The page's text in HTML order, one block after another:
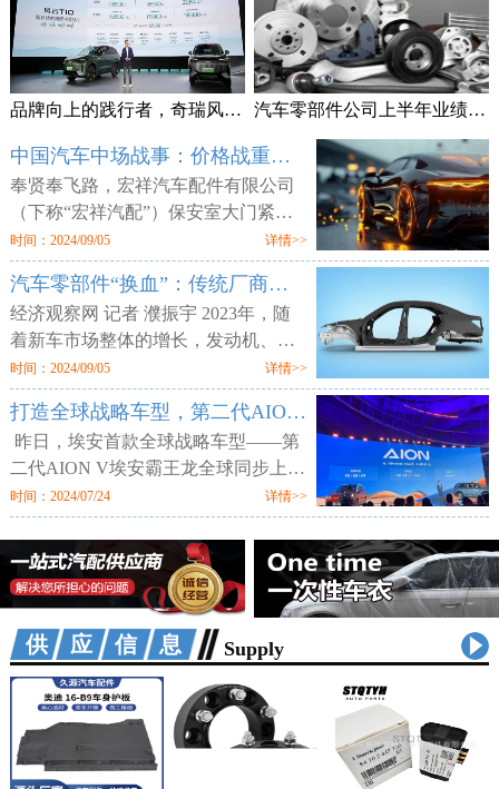
品牌向上的践行者，奇瑞风云T10上市售18.99万元起 汽车零部件公司上半年业绩频预喜 加速拓展海外市场
中国汽车中场战事：价格战重锤零部件供应商
奉贤奉飞路，宏祥汽车配件有限公司
（下称“宏祥汽配”）保安室大门紧
闭，但工厂大门却敞开，外人可以随
意进出。两层楼的厂区空空荡荡，所
有的产线、物料均已搬空，仅剩为数
时间：2024/09/05 详情>>
汽车零部件“换血”：传统厂商业绩平淡 增量部件厂商利润走高
经济观察网 记者 濮振宇 2023年，随
着新车市场整体的增长，发动机、轮
胎等传统汽车零部件企业获得了业绩
增长，但更多的传统零部件企业则业
绩不佳。汽车行业向电动化与智能化
时间：2024/09/05 详情>>
打造全球战略车型，第二代AION V售12.98万元起
昨日，埃安首款全球战略车型——第
二代AION V埃安霸王龙全球同步上
市。新车定位新硬派智驾SUV，提供
520km、650km、750km三种续航7个
配置版本，售价区间为12.98万-18.98
万元。值
时间：2024/07/24 详情>>
供应信息 Supply